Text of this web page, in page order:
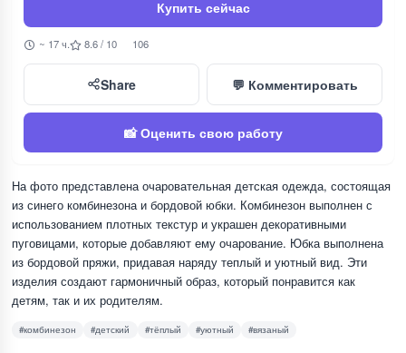
Купить сейчас
~ 17 ч. 8.6 / 10 106
Share 💬 Комментировать
📸 Оценить свою работу
На фото представлена очаровательная детская одежда, состоящая
из синего комбинезона и бордовой юбки. Комбинезон выполнен с
использованием плотных текстур и украшен декоративными
пуговицами, которые добавляют ему очарование. Юбка выполнена
из бордовой пряжи, придавая наряду теплый и уютный вид. Эти
изделия создают гармоничный образ, который понравится как
детям, так и их родителям.
#комбинезон #детский #тёплый #уютный #вязаный